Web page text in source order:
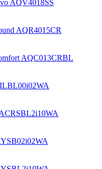
AQV4018SS
AQR4015CR
AQC013CRBL